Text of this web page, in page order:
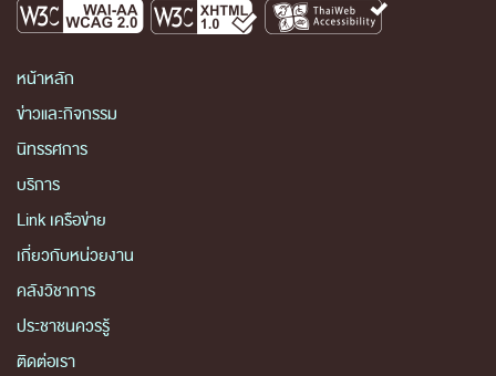
หน้าหลัก
ข่าวและกิจกรรม
นิทรรศการ
บริการ
Link เครือข่าย
เกี่ยวกับหน่วยงาน
คลังวิชาการ
ประชาชนควรรู้
ติดต่อเรา